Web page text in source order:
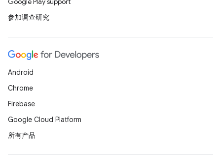
参加调查研究
Android
Chrome
Firebase
Google Cloud Platform
所有产品